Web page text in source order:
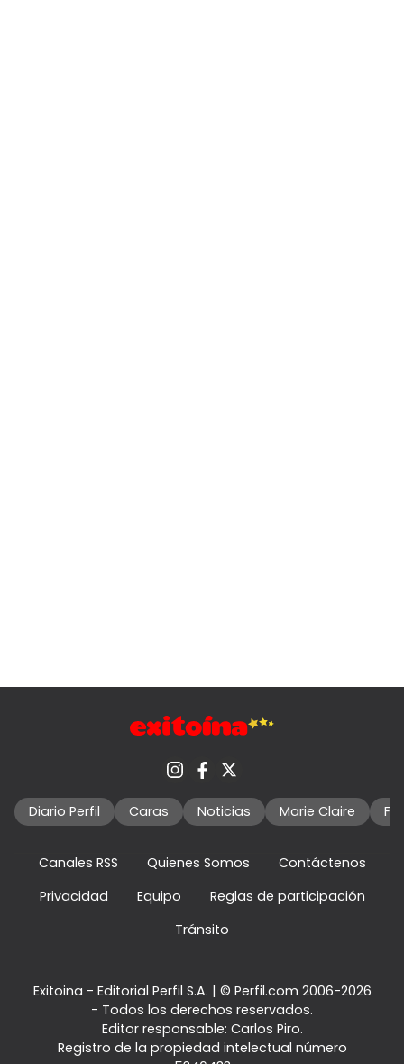
Diario Perfil Caras Noticias Marie Claire
Canales RSS Quienes Somos
Contáctenos
Privacidad
Equipo
Reglas de participación
Tránsito
Exitoina - Editorial Perfil S.A. | © Perfil.com 2006-2026
- Todos los derechos reservados.
Editor responsable: Carlos Piro.
Registro de la propiedad intelectual número